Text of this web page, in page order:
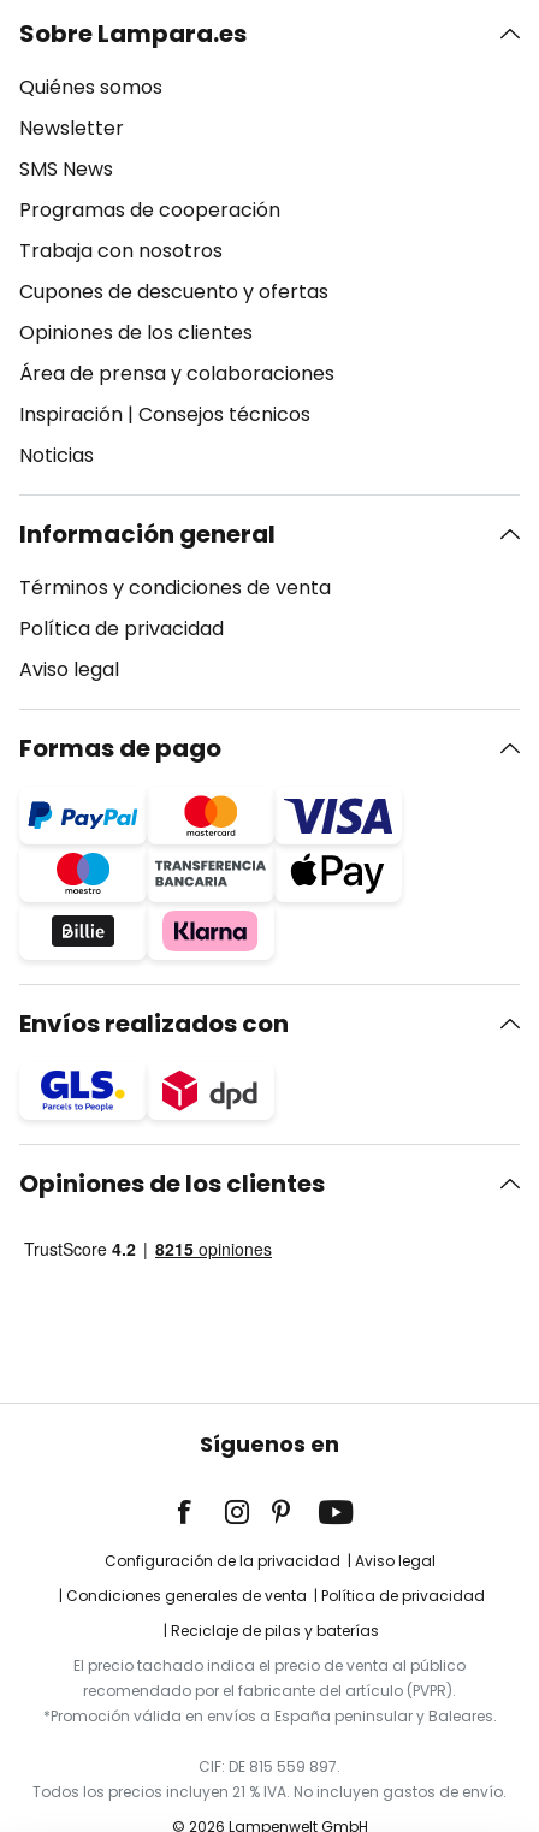
Sobre Lampara.es
Quiénes somos
Newsletter
SMS News
Programas de cooperación
Trabaja con nosotros
Cupones de descuento y ofertas
Opiniones de los clientes
Área de prensa y colaboraciones
Inspiración | Consejos técnicos
Noticias
Información general
Términos y condiciones de venta
Política de privacidad
Aviso legal
Formas de pago
Envíos realizados con
Opiniones de los clientes
Síguenos en
Configuración de la privacidad
Aviso legal
Condiciones generales de venta
Política de privacidad
Reciclaje de pilas y baterías
El precio tachado indica el precio de venta al público
recomendado por el fabricante del artículo (PVPR).
*Promoción válida en envíos a España peninsular y Baleares.
CIF: DE 815 559 897.
Todos los precios incluyen 21 % IVA. No incluyen gastos de envío.
© 2026 Lampenwelt GmbH